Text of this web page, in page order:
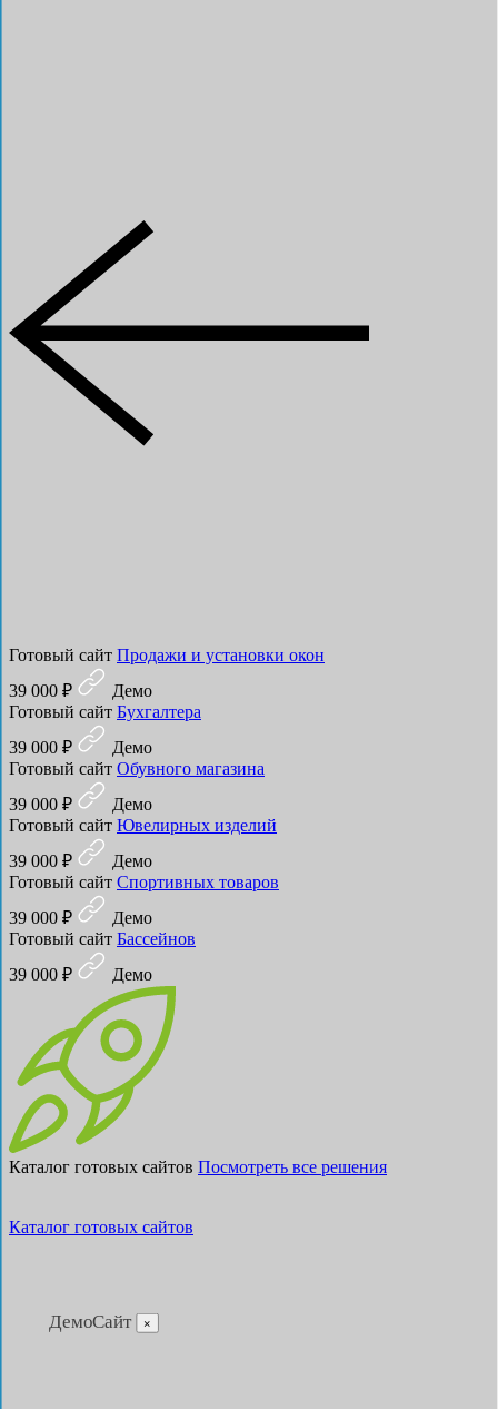
Готовый сайт Продажи и установки окон
39 000 ₽
Демо
Готовый сайт Бухгалтера
39 000 ₽
Демо
Готовый сайт Обувного магазина
39 000 ₽
Демо
Готовый сайт Ювелирных изделий
39 000 ₽
Демо
Готовый сайт Спортивных товаров
39 000 ₽
Демо
Готовый сайт Бассейнов
39 000 ₽
Демо
Каталог готовых сайтов Посмотреть все решения
Каталог готовых сайтов
ДемоСайт ×